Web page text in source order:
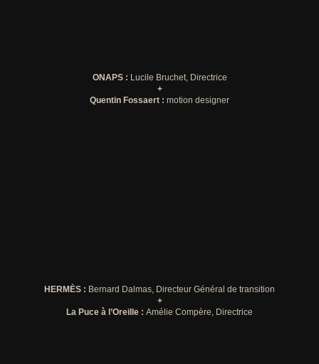
ONAPS : Lucile Bruchet, Directrice
+
Quentin Fossaert : motion designer
HERMÈS : Bernard Dalmas, Directeur Général de transition
+
La Puce à l’Oreille : Amélie Compère, Directrice